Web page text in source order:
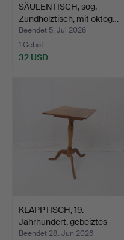
SÄULENTISCH, sog.
Zündholztisch, mit oktog…
Beendet 5. Jul 2026
1 Gebot
32 USD
KLAPPTISCH, 19.
Jahrhundert, gebeiztes
Lau…
Beendet 28. Jun 2026